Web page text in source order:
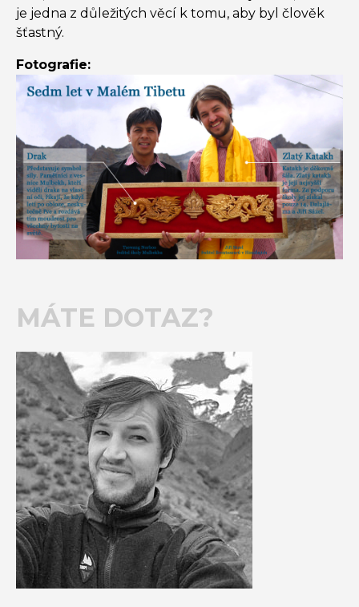
je jedna z důležitých věcí k tomu, aby byl člověk
šťastný.
Fotografie:
MÁTE DOTAZ?